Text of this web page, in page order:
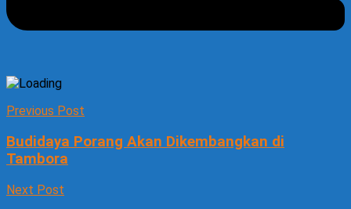
Previous Post
Budidaya Porang Akan Dikembangkan di
Tambora
Next Post